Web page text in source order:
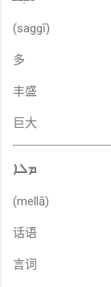
(saggī)
多
丰盛
巨大
ܡܠܐ
(mellā)
话语
言词